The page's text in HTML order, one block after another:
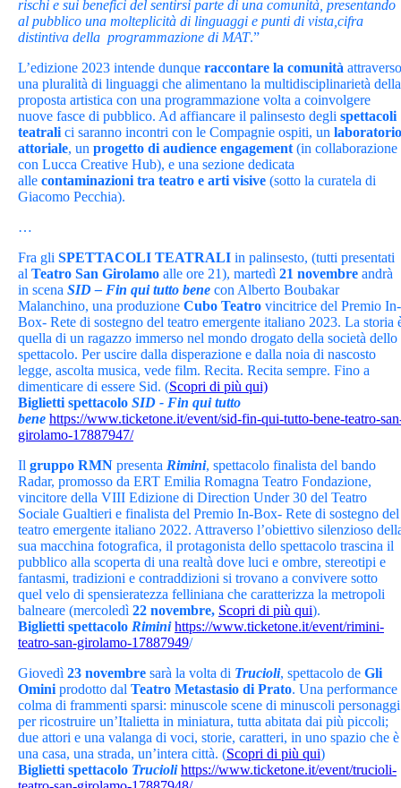
rischi e sui benefici del sentirsi parte di una comunità, presentando
al pubblico una molteplicità di linguaggi e punti di vista,cifra
distintiva della programmazione di MAT.”
L’edizione 2023 intende dunque raccontare la comunità attraverso
una pluralità di linguaggi che alimentano la multidisciplinarietà della
proposta artistica con una programmazione volta a coinvolgere
nuove fasce di pubblico. Ad affiancare il palinsesto degli spettacoli
teatrali ci saranno incontri con le Compagnie ospiti, un laboratorio
attoriale, un progetto di audience engagement (in collaborazione
con Lucca Creative Hub), e una sezione dedicata
alle contaminazioni tra teatro e arti visive (sotto la curatela di
Giacomo Pecchia).
…
Fra gli SPETTACOLI TEATRALI in palinsesto, (tutti presentati
al Teatro San Girolamo alle ore 21), martedì 21 novembre andrà
in scena SID – Fin qui tutto bene con Alberto Boubakar
Malanchino, una produzione Cubo Teatro vincitrice del Premio In-
Box- Rete di sostegno del teatro emergente italiano 2023. La storia
quella di un ragazzo immerso nel mondo drogato della società dello
spettacolo. Per uscire dalla disperazione e dalla noia di nascosto
legge, ascolta musica, vede film. Recita. Recita sempre. Fino a
dimenticare di essere Sid. (Scopri di più qui)
Biglietti spettacolo SID - Fin qui tutto
bene https://www.ticketone.it/event/sid-fin-qui-tutto-bene-teatro-
girolamo-17887947/
Il gruppo RMN presenta Rimini, spettacolo finalista del bando
Radar, promosso da ERT Emilia Romagna Teatro Fondazione,
vincitore della VIII Edizione di Direction Under 30 del Teatro
Sociale Gualtieri e finalista del Premio In-Box- Rete di sostegno del
teatro emergente italiano 2022. Attraverso l’obiettivo silenzioso
sua macchina fotografica, il protagonista dello spettacolo trascina il
pubblico alla scoperta di una realtà dove luci e ombre, stereotipi e
fantasmi, tradizioni e contraddizioni si trovano a convivere sotto
quel velo di spensieratezza felliniana che caratterizza la metropoli
balneare (mercoledì 22 novembre, Scopri di più qui).
Biglietti spettacolo Rimini https://www.ticketone.it/event/rimini-
teatro-san-girolamo-17887949/
Giovedì 23 novembre sarà la volta di Trucioli, spettacolo de Gli
Omini prodotto dal Teatro Metastasio di Prato. Una performance
colma di frammenti sparsi: minuscole scene di minuscoli personaggi
per ricostruire un’Italietta in miniatura, tutta abitata dai più piccoli;
due attori e una valanga di voci, storie, caratteri, in uno spazio che è
una casa, una strada, un’intera città. (Scopri di più qui)
Biglietti spettacolo Trucioli https://www.ticketone.it/event/trucioli-